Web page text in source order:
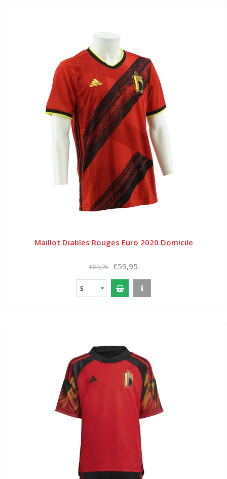
Maillot Diables Rouges Euro 2020 Domicile
€89,95 €59,95
S